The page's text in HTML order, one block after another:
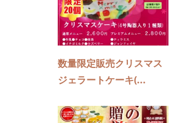
数量限定販売クリスマス
ジェラートケーキ(...